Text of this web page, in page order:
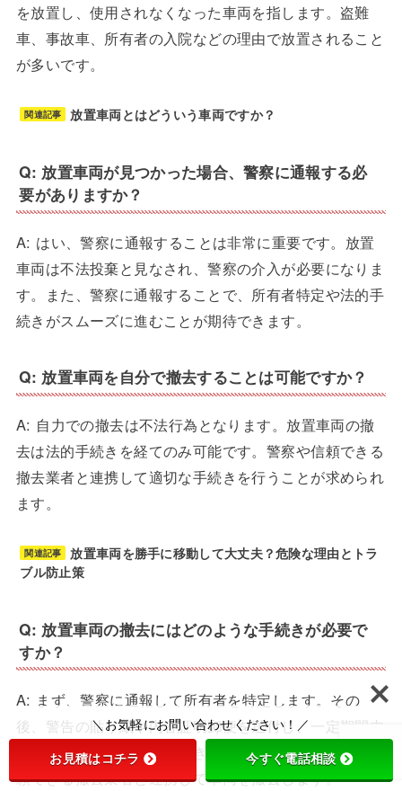
を放置し、使用されなくなった車両を指します。盗難
車、事故車、所有者の入院などの理由で放置されること
が多いです。
関連記事 放置車両とはどういう車両ですか？
Q: 放置車両が見つかった場合、警察に通報する必
要がありますか？
A: はい、警察に通報することは非常に重要です。放置
車両は不法投棄と見なされ、警察の介入が必要になりま
す。また、警察に通報することで、所有者特定や法的手
続きがスムーズに進むことが期待できます。
Q: 放置車両を自分で撤去することは可能ですか？
A: 自力での撤去は不法行為となります。放置車両の撤
去は法的手続きを経てのみ可能です。警察や信頼できる
撤去業者と連携して適切な手続きを行うことが求められ
ます。
関連記事
放置車両を勝手に移動して大丈夫？危険な理由とトラ
ブル防止策
Q: 放置車両の撤去にはどのような手続きが必要で
すか？
A: まず、警察に通報して所有者を特定します。その
後、警告の貼り紙や内容証明郵便を送付し、一定期間内
に対応がなければ法的手続きを進めます。最終的には信
頼できる撤去業者と連携して車両を撤去します。
＼お気軽にお問い合わせください！／
お見積はコチラ 今すぐ電話相談